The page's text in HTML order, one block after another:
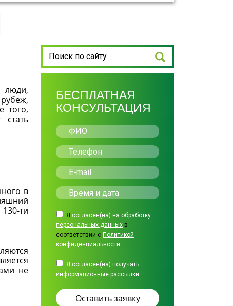
люди,
того,
в
ти
не
БЕСПЛАТНАЯ
КОНСУЛЬТАЦИЯ
Я согласен(на) на обработку
персональных данных в
соответствии с Политикой
конфиденциальности
Я согласен(на) получать
информационные рассылки